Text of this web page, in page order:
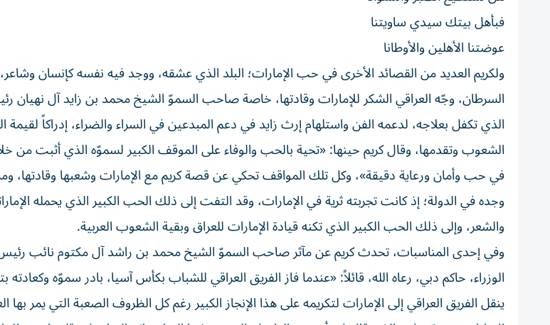
فبأهل بيتك سيدي ساويتنا
عوضتنا الأهلين والأوطانا
ولكريم العديد من القصائد الأخرى في حب الإمارات؛ البلد الذي عشقه، ووجد فيه نفسه كإنسان
السرطان، وجّه العراقي الشكر للإمارات وقادتها، خاصة صاحب السموّ الشيخ محمد بن زايد آل نهيان
الذي تكفل بعلاجه، لدعمه الفن واستلهام إرث زايد في دعم المبدعين في السراء والضراء، إدراكاً
الشعوب وتقدمها، وقال كريم حينها: «تحية بالحب والوفاء على الموقف الكبير لسموّه الذي أثبت من
في حب وأمان ورعاية دقيقة»، وكل تلك المواقف تحكي عن قصة كريم مع الإمارات وشعبها وقادتها،
وجده في الدولة؛ إذ كانت تجربته ثرية في الإمارات، وقد التفت إلى ذلك الحب الكبير الذي يحمله
والشعر، وإلى ذلك الحب الكبير الذي تكنه قيادة الإمارات للعراق وبقية الشعوب العربية.
وفي إحدى المناسبات، تحدث كريم عن مآثر صاحب السموّ الشيخ محمد بن راشد آل مكتوم نائب
الوزراء، حاكم دبي، رعاه الله، قائلاً: «عندما فاز الفريق العراقي للشباب بكأس آسيا، بادر سموّه
ينقل الفريق العراقي إلى الإمارات لتكريمه على هذا الإنجاز الكبير رغم كل الظروف الصعبة التي يمر